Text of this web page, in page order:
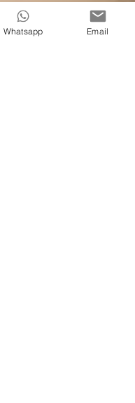
Whatsapp Email